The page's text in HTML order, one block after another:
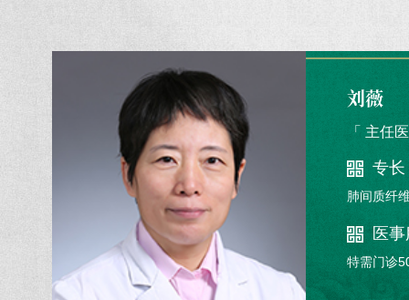
刘薇
「 主任
专长
肺间质纤
医
特需门诊